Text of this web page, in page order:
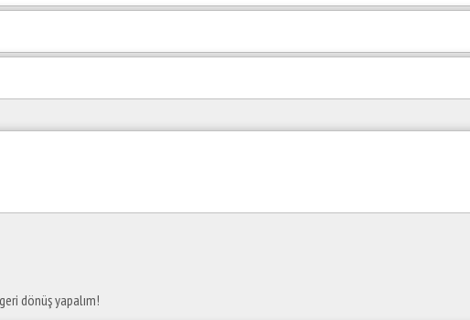
dönüş yapalım!